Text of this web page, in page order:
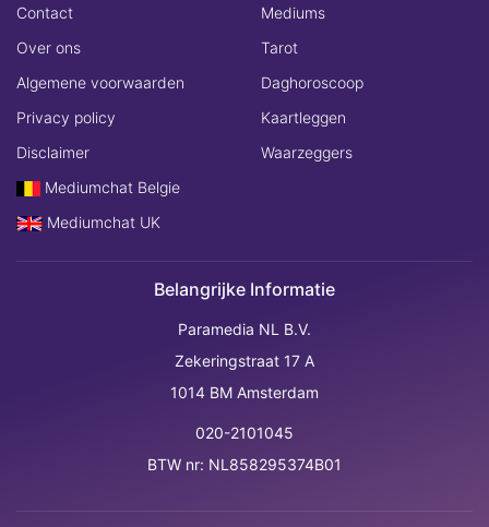
Contact
Over ons
Algemene voorwaarden
Privacy policy
Disclaimer
Mediumchat Belgie
Mediumchat UK
Mediums
Tarot
Daghoroscoop
Kaartleggen
Waarzeggers
Belangrijke Informatie
Paramedia NL B.V.
Zekeringstraat 17 A
1014 BM Amsterdam
020-2101045
BTW nr: NL858295374B01